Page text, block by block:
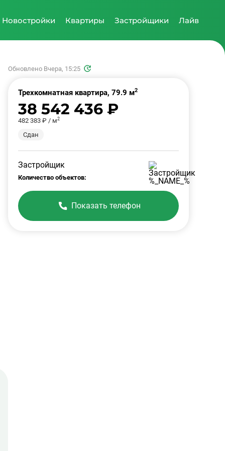
Новостройки Квартиры Застройщики Лайв
Обновлено Вчера, 15:25
Трехкомнатная квартира, 79.9 м2
38 542 436 ₽
482 383 ₽ / м2
Сдан
Застройщик
Количество объектов:
Показать телефон